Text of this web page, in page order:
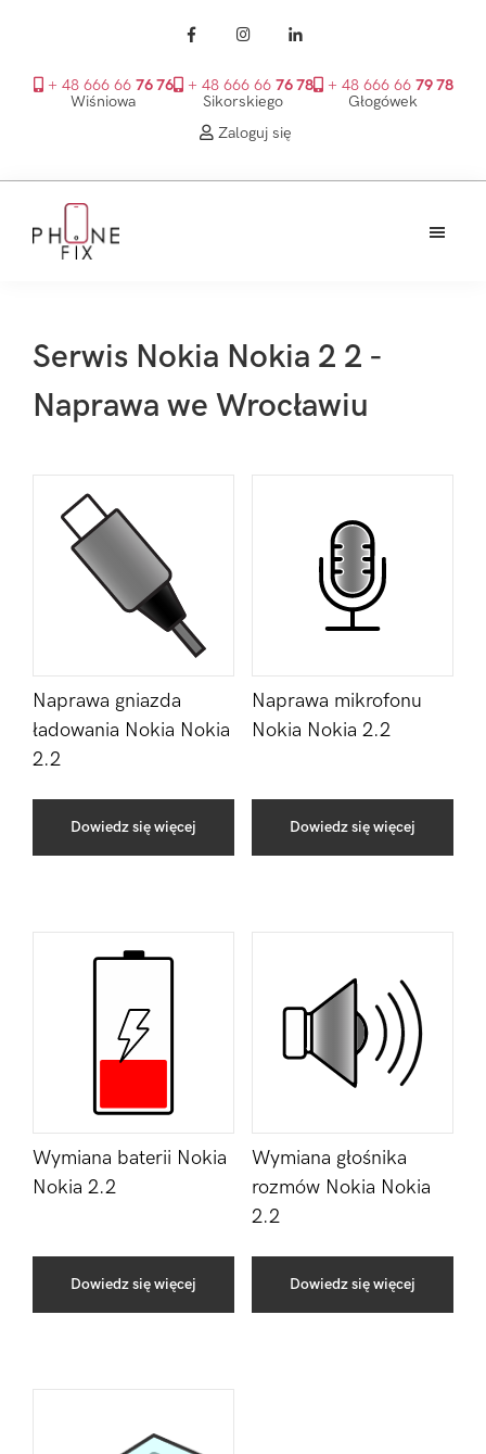
+ 48 666 66 76 76
Wiśniowa
+ 48 666 66 76 78
Sikorskiego
+ 48 666 66 79 78
Głogówek
Zaloguj się
głównego
Serwis Nokia Nokia 2 2 -
Naprawa we Wrocławiu
Naprawa gniazda
ładowania Nokia Nokia
2.2
Dowiedz się więcej
Naprawa mikrofonu
Nokia Nokia 2.2
Dowiedz się więcej
Wymiana baterii Nokia
Nokia 2.2
Dowiedz się więcej
Wymiana głośnika
rozmów Nokia Nokia
2.2
Dowiedz się więcej